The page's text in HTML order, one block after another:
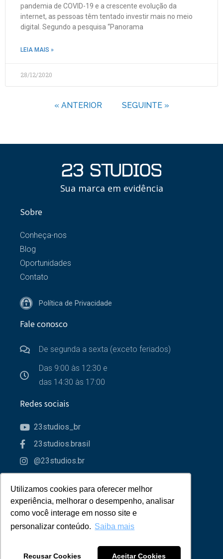
Utilizamos cookies para oferecer melhor
experiência, melhorar o desempenho, analisar
como você interage em nosso site e
personalizar conteúdo. Saiba mais
Recusar Cookies Aceitar Cookies
Utilizamos cookies para oferecer melhor
experiência, melhorar o desempenho, analisar
como você interage em nosso site e
personalizar conteúdo. Saiba mais
Recusar Cookies Aceitar Cookies
pandemia de COVID-19 e a crescente evolução da
internet, as pessoas têm tentado investir mais no meio
digital. Segundo a pesquisa “Panorama
LEIA MAIS »
28/12/2020
« ANTERIOR SEGUINTE »
Sua marca em evidência
Sobre
Conheça-nos
Blog
Oportunidades
Contato
Política de Privacidade
Fale conosco
De segunda a sexta (exceto feriados)
Das 9:00 às 12:30 e
das 14:30 às 17:00
Redes sociais
23studios_br
23studios.brasil
@23studios.br
Parceiros